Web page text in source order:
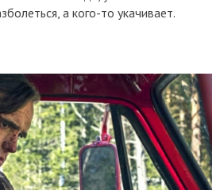
а кого-то укачивает.